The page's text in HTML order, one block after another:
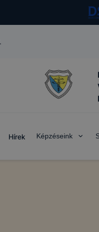
Hírek Képzéseink